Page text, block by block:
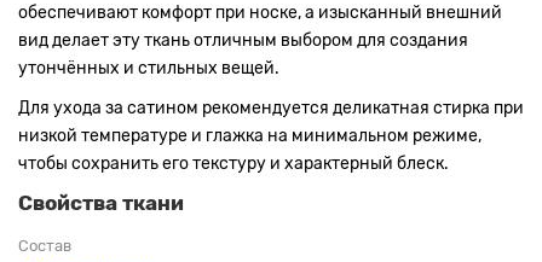
обеспечивают комфорт при носке, а изысканный внешний
вид делает эту ткань отличным выбором для создания
утончённых и стильных вещей.
Для ухода за сатином рекомендуется деликатная стирка при
низкой температуре и глажка на минимальном режиме,
чтобы сохранить его текстуру и характерный блеск.
Свойства ткани
Состав